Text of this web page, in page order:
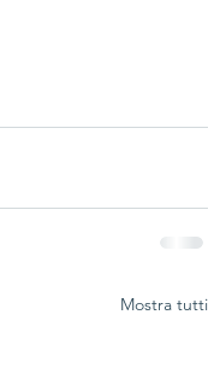
Mostra tutti